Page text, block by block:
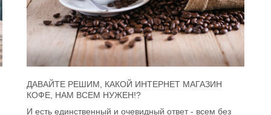
ДАВАЙТЕ РЕШИМ, КАКОЙ ИНТЕРНЕТ МАГАЗИН
КОФЕ, НАМ ВСЕМ НУЖЕН!?
И есть единственный и очевидный ответ - всем без